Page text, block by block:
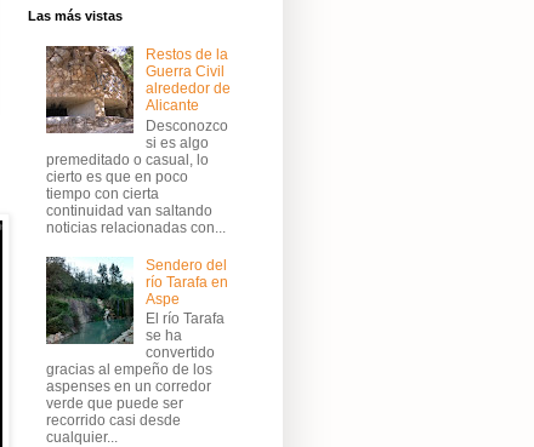
Las más vistas
Restos de la
Guerra Civil
alrededor de
Alicante
Desconozco
si es algo
premeditado o casual, lo
cierto es que en poco
tiempo con cierta
continuidad van saltando
noticias relacionadas con...
Sendero del
río Tarafa en
Aspe
El río Tarafa
se ha
convertido
gracias al empeño de los
aspenses en un corredor
verde que puede ser
recorrido casi desde
cualquier...